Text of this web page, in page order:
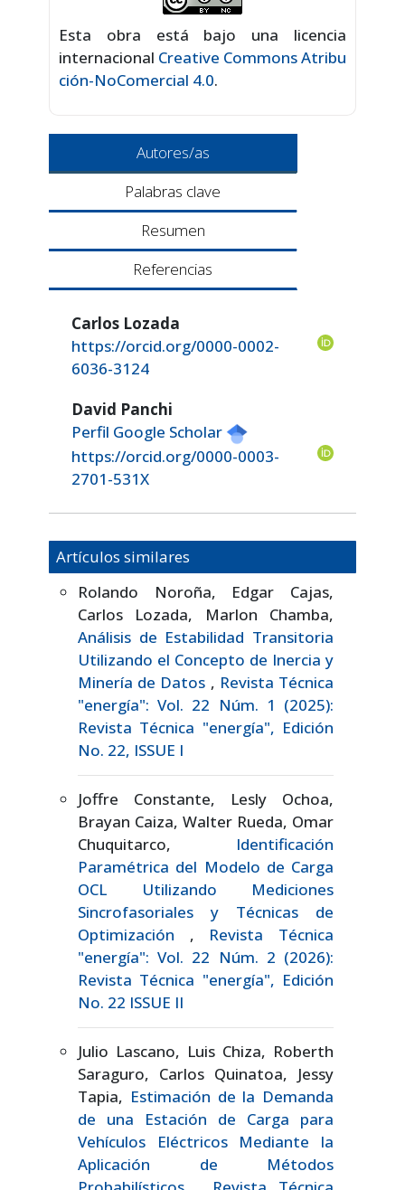
Esta obra está bajo una licencia
internacional Creative Commons Atribu
ción-NoComercial 4.0.
Autores/as
Palabras clave
Resumen
Referencias
Carlos Lozada
https://orcid.org/0000-0002-
6036-3124
David Panchi
Perfil Google Scholar
https://orcid.org/0000-0003-
2701-531X
Artículos similares
Rolando Noroña, Edgar Cajas,
Carlos Lozada, Marlon Chamba,
Análisis de Estabilidad Transitoria
Utilizando el Concepto de Inercia y
Minería de Datos , Revista Técnica
"energía": Vol. 22 Núm. 1 (2025):
Revista Técnica "energía", Edición
No. 22, ISSUE I
Joffre Constante, Lesly Ochoa,
Brayan Caiza, Walter Rueda, Omar
Chuquitarco, Identificación
Paramétrica del Modelo de Carga
OCL Utilizando Mediciones
Sincrofasoriales y Técnicas de
Optimización , Revista Técnica
"energía": Vol. 22 Núm. 2 (2026):
Revista Técnica "energía", Edición
No. 22 ISSUE II
Julio Lascano, Luis Chiza, Roberth
Saraguro, Carlos Quinatoa, Jessy
Tapia, Estimación de la Demanda
de una Estación de Carga para
Vehículos Eléctricos Mediante la
Aplicación de Métodos